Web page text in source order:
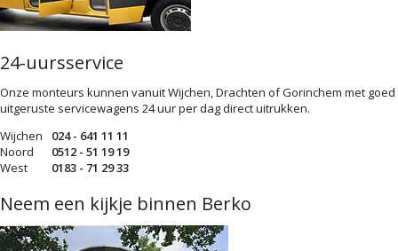
24-uursservice
Onze monteurs kunnen vanuit Wijchen, Drachten of Gorinchem met goed
uitgeruste servicewagens 24 uur per dag direct uitrukken.
Wijchen
024 - 641 11 11
Noord
0512 - 51 19 19
West
0183 - 71 29 33
Neem een kijkje binnen Berko